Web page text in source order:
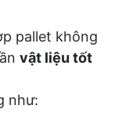
pallet không
vật liệu tốt
như: